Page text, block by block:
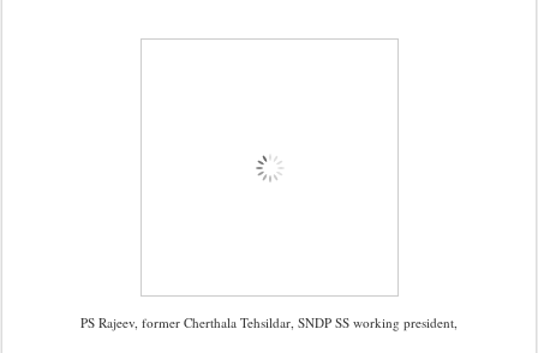
PS Rajeev, former Cherthala Tehsildar, SNDP SS working president,